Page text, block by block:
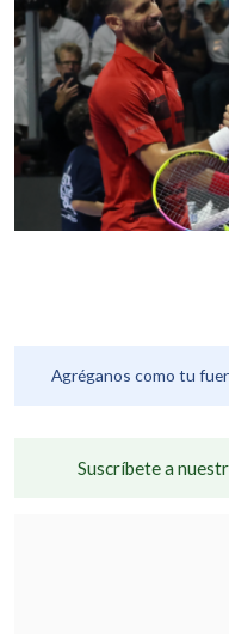
Agréganos como tu
Suscríbete a